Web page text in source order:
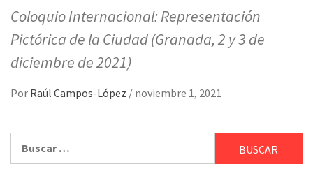
Coloquio Internacional: Representación
Pictórica de la Ciudad (Granada, 2 y 3 de
diciembre de 2021)
Por Raúl Campos-López / noviembre 1, 2021